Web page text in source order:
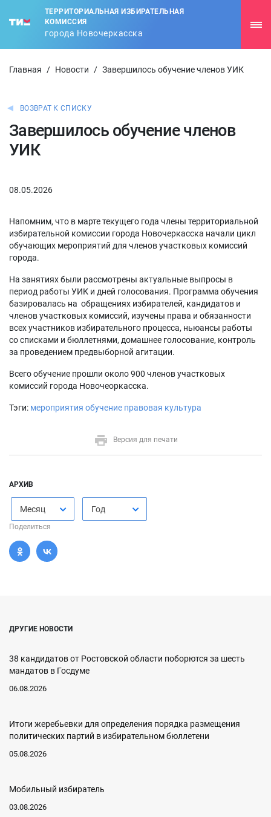
ТЕРРИТОРИАЛЬНАЯ ИЗБИРАТЕЛЬНАЯ
КОМИССИЯ
города Новочеркасска
Главная / Новости / Завершилось обучение членов УИК
ВОЗВРАТ К СПИСКУ
Завершилось обучение членов
УИК
08.05.2026
Напомним, что в марте текущего года члены территориальной
избирательной комиссии города Новочеркасска начали цикл
обучающих мероприятий для членов участковых комиссий
города.
На занятиях были рассмотрены актуальные выпросы в
период работы УИК и дней голосования. Программа обучения
базировалась на обращениях избирателей, кандидатов и
членов участковых комиссий, изучены права и обязанности
всех участников избирательного процесса, ньюансы работы
со списками и бюллетнями, домашнее голосование, контроль
за проведением предвыборной агитации.
Всего обучение прошли около 900 членов участковых
комиссий города Новочеоркасска.
Тэги: мероприятия обучение правовая культура
Версия для печати
АРХИВ
Месяц Год
Поделиться
ДРУГИЕ НОВОСТИ
38 кандидатов от Ростовской области поборются за шесть
мандатов в Госдуме
06.08.2026
Итоги жеребьевки для определения порядка размещения
политических партий в избирательном бюллетени
05.08.2026
Мобильный избиратель
03.08.2026